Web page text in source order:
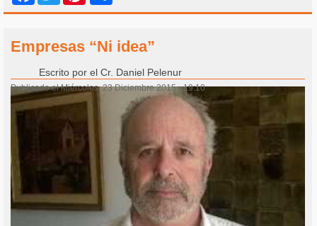
Empresas “Ni idea”
Escrito por el Cr. Daniel Pelenur
Publicado el Miércoles, 23 Diciembre 2015 - 19:10